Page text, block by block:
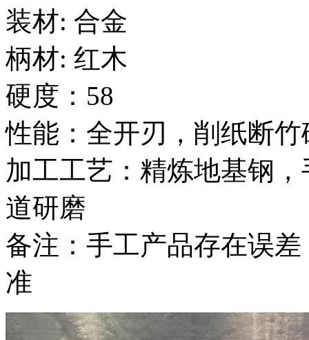
装材: 合金
柄材: 红木
硬度：58
性能：全开刃，削纸断竹
加工工艺：精炼地基钢
道研磨
备注：手工产品存在误
准